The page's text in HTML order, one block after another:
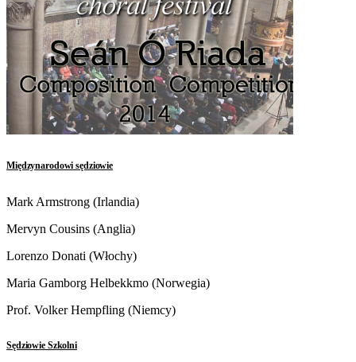
Greek
Spanish
Estonian
French
Hungarian
Italian
Ukrainian
Międzynarodowi sędziowie
Mark Armstrong (Irlandia)
Mervyn Cousins (Anglia)
Lorenzo Donati (Włochy)
Maria Gamborg Helbekkmo (Norwegia)
Prof. Volker Hempfling (Niemcy)
Sędziowie Szkolni